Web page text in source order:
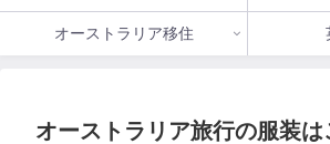
オーストラリア移住
オーストラリア旅行の服装